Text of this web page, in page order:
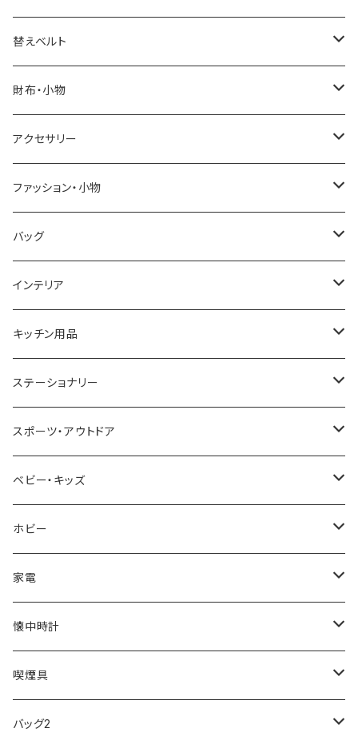
ELGIN
SALVATORE MARRA
CASIO
GRANDEUR
COGU
GAGA MILANO
CACTUS
TIMEX
NIXON
AVALANCHE
ORIENT
ZEPPELIN
SKAGEN
FOOTBALL WATCHES
ARCA FUTURA
替えベルト
COACH
DANIEL WELLINGTON
LACOSTE
DIESEL
MICHAEL KORS
NO BRAND
財布・小物
SONNE
DUCT
TRANSNUMBER
SAAMA HOMME
ARNOLD PALMER
MICHAEL KORS
DIESEL
ALV
Merge
ETTINGER
COACH
BVLGARI
VANQUISH
アクセサリー
GUCCI
TIFFANY&CO
FOLLI FOLLIE
POLICE
PAUL HEWITT
22designstudio
BOTTEGA VENETA
EMPORIO ARMANI
CALVIN KLEIN
DANIEL WELLINGTON
SWAROVSKI
VIVIENNE WESTWOOD
ファッション・小物
DAKS
栃木レザー
NIKE
DUNHILL
NEWYORKER
OROBIANCO
Ellese
COLEMAN
MONTBLANC
Fashion Accessory Cllection
ISLAND
バッグ
MANHATTAN PORTAGE
United HOMME
RODANIA
BEAMZSQUARE
BLAZER CLUB
ANDY HAWARD
G GUSTO
GULLWING
LESPORTSAC
PRADA
インテリア
CRYSTOCRAFT
SEIKO
CITIZEN
BRAUN
RHYTHM
BLOSSOM
MONDAINE
MAWA
その他
キッチン用品
I'mD
Helios
VALENTINO VISCANI
ステーショナリー
LAMY
WATERMAN
PARKER
PELIKAN
CROSS
MONTBLANC
SWAROVSKI
スポーツ・アウトドア
Trangia
Barebones
FEUERHAND
CASIO
ベビー・キッズ
ふわりぃ
ERGO BABY
ホビー
その他
AMOS
OMMIX
COACH
家電
CREATE
TORAY
OMRON
懐中時計
MONDAINE
喫煙具
ZIPPO
バッグ2